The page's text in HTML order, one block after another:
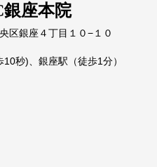
銀座本院
区銀座４丁目１０−１０
秒)、銀座駅（徒歩1分）